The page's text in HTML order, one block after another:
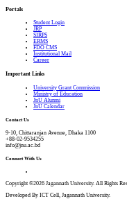
Portals
Student Login
JRP
SIRPS
ERMS
FDO CMS
Institutional Mail
Career
Important Links
University Grant Commission
Ministry of Education
JnU Alumni
JnU Calendar
Contact Us
9-10, Chittaranjan Avenue, Dhaka 1100
+88-02-9534255
info@jnu.ac.bd
Connect With Us
Copyright ©2026 Jagannath University. All Rights
Developed By ICT Cell, Jagannath University.